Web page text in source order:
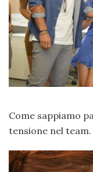
Come sappiamo
tensione nel team.